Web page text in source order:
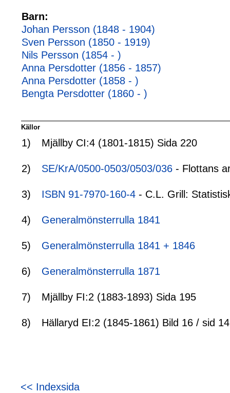
Barn:
Johan Persson (1848 - 1904)
Sven Persson (1850 - 1919)
Nils Persson (1854 - )
Anna Persdotter (1856 - 1857)
Anna Persdotter (1858 - )
Bengta Persdotter (1860 - )
Källor
1) Mjällby CI:4 (1801-1815) Sida 220
2) SE/KrA/0500-0503/0503/036 - Flottans
3) ISBN 91-7970-160-4 - C.L. Grill:
4) Generalmönsterrulla 1841
5) Generalmönsterrulla 1841 + 1846
6) Generalmönsterrulla 1871
7) Mjällby FI:2 (1883-1893) Sida 195
8) Hällaryd EI:2 (1845-1861) Bild 16 / sid 14
<< Indexsida